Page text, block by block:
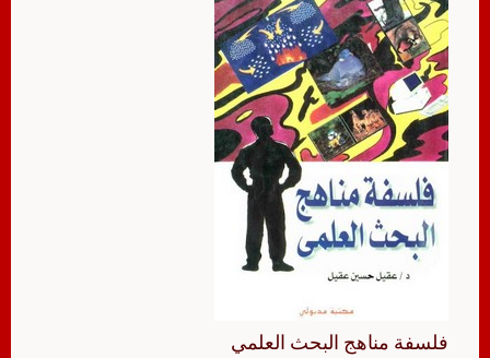
فلسفة مناهج البحث العلمي